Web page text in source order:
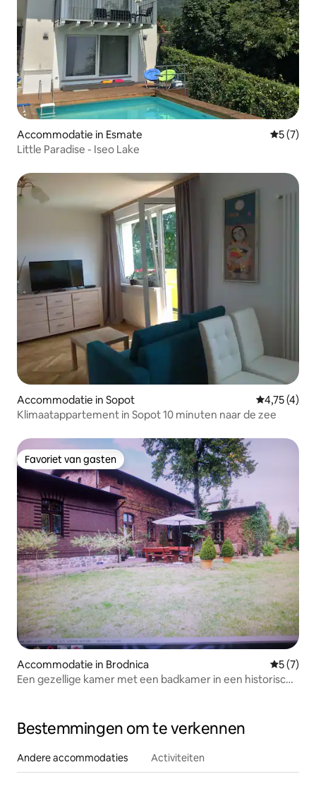
Accommodatie in Esmate
5 (7)
Little Paradise - Iseo Lake
Accommodatie in Sopot
4,75 (4)
Klimaatappartement in Sopot 10 minuten naar de zee
Favoriet van gasten
Favoriet van gasten
Accommodatie in Brodnica
5 (7)
Een gezellige kamer met een badkamer in een historisch
Bestemmingen om te verkennen
Andere accommodaties Activiteiten